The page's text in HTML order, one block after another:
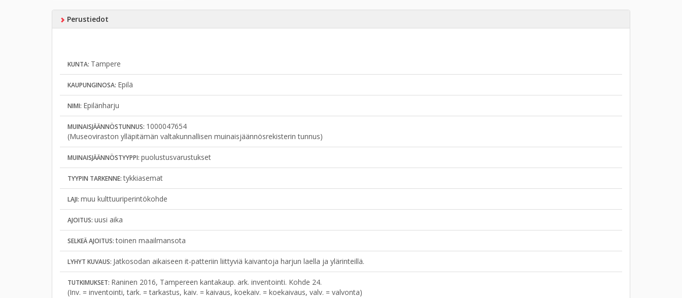
Perustiedot
KUNTA: Tampere
KAUPUNGINOSA: Epilä
NIMI: Epilänharju
MUINAISJÄÄNNÖSTUNNUS: 1000047654
(Museoviraston ylläpitämän valtakunnallisen muinaisjäännösrekisterin tunnus)
MUINAISJÄÄNNÖSTYYPPI: puolustusvarustukset
TYYPIN TARKENNE:tykkiasemat
LAJI: muu kulttuuriperintökohde
AJOITUS: uusi aika
SELKEÄ AJOITUS:toinen maailmansota
LYHYT KUVAUS: Jatkosodan aikaiseen it-patteriin liittyviä kaivantoja harjun laella ja ylärinteillä.
TUTKIMUKSET: Raninen 2016, Tampereen kantakaup. ark. inventointi. Kohde 24.
(Inv. = inventointi, tark. = tarkastus, kaiv. = kaivaus, koekaiv. = koekaivaus, valv. = valvonta)